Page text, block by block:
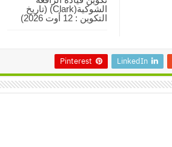
الشوكية(Clark) (تاريخ
التكوين : 12 أوت 2026)
LinkedIn
Pinterest